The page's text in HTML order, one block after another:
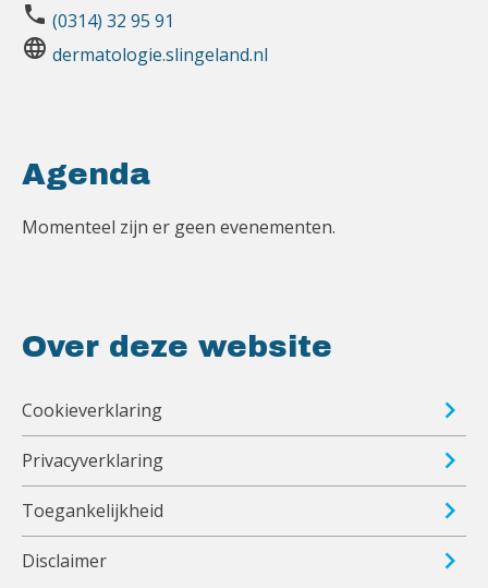
phone (0314) 32 95 91
language dermatologie.slingeland.nl
Agenda
Momenteel zijn er geen evenementen.
Over deze website
Cookieverklaring
Privacyverklaring
Toegankelijkheid
Disclaimer